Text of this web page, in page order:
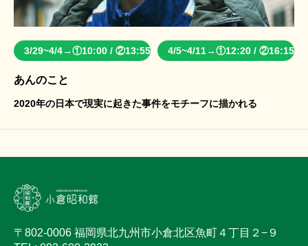
3/29~4/4→①10:00 / ②13:55 4/5~4/11→①12:20 / ②16:15
あんのこと
2020年の日本で現実に起きた事件をモチーフに描かれる
〒802-0006 福岡県北九州市小倉北区魚町４丁目２−９